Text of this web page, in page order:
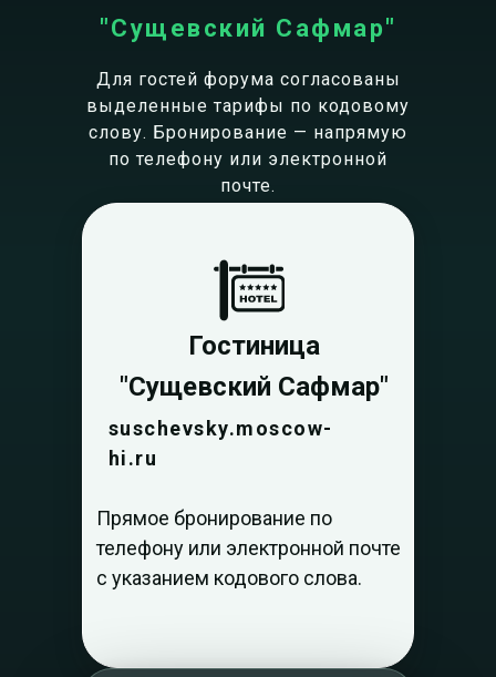
"Сущевский Сафмар"
Для гостей форума согласованы
выделенные тарифы по кодовому
слову. Бронирование — напрямую
по телефону или электронной
почте.
Гостиница
"Сущевский Сафмар"
suschevsky.moscow-
hi.ru
Прямое бронирование по
телефону или электронной почте
с указанием кодового слова.